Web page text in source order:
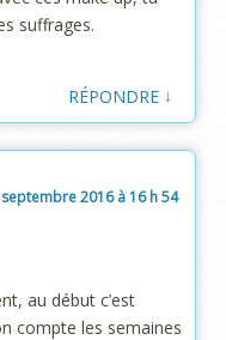
suffrages.
RÉPONDRE ↓
2016 à 16 h 54
au début c’est
compte les semaines